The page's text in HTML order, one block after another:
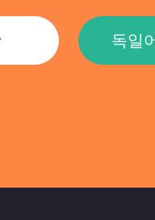
독일